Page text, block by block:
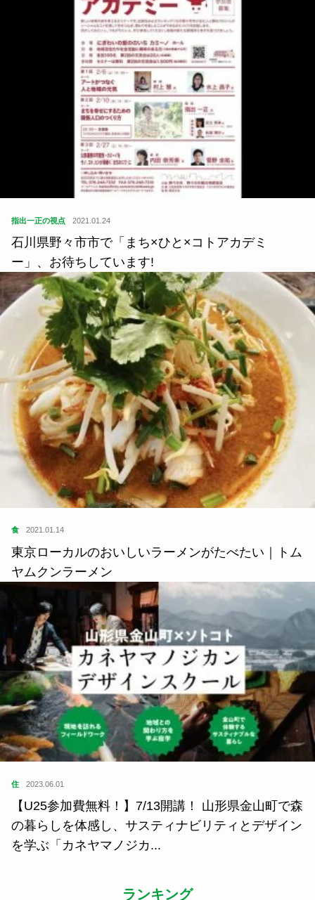
指出一正の視点 2021.01.24
石川県野々市市で「まち×ひと×コトアカデミ
ー」、お待ちしています!
食 2021.01.14
東京ローカルのおいしいラーメンがたべたい｜トム
ヤムクンラーメン
住 2023.06.01
【U25参加費無料！】7/13開講！ 山形県金山町で森
の暮らしを体感し、サスティナビリティとデザイン
を学ぶ「カネヤマノジカ...
ランキング